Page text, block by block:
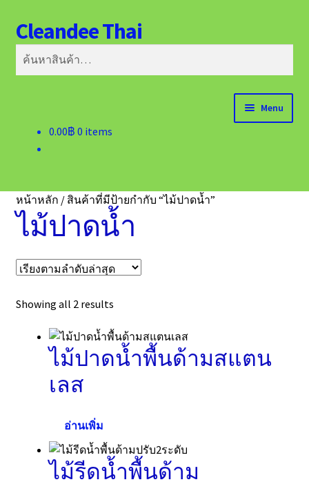
Skip
to
navigation
Skip
to
content
Cleandee Thai
ค้นหา:
ค้นหา
Menu
0.00฿ 0 items
หน้าหลัก / สินค้าที่มีป้ายกำกับ “ไม้ปาดน้ำ”
ไม้ปาดน้ำ
Showing all 2 resultsSorted
latest
ไม้ปาดน้ำพื้นด้ามสแตน
เลส
อ่านเพิ่ม
ไม้รีดน้ำพื้นด้าม